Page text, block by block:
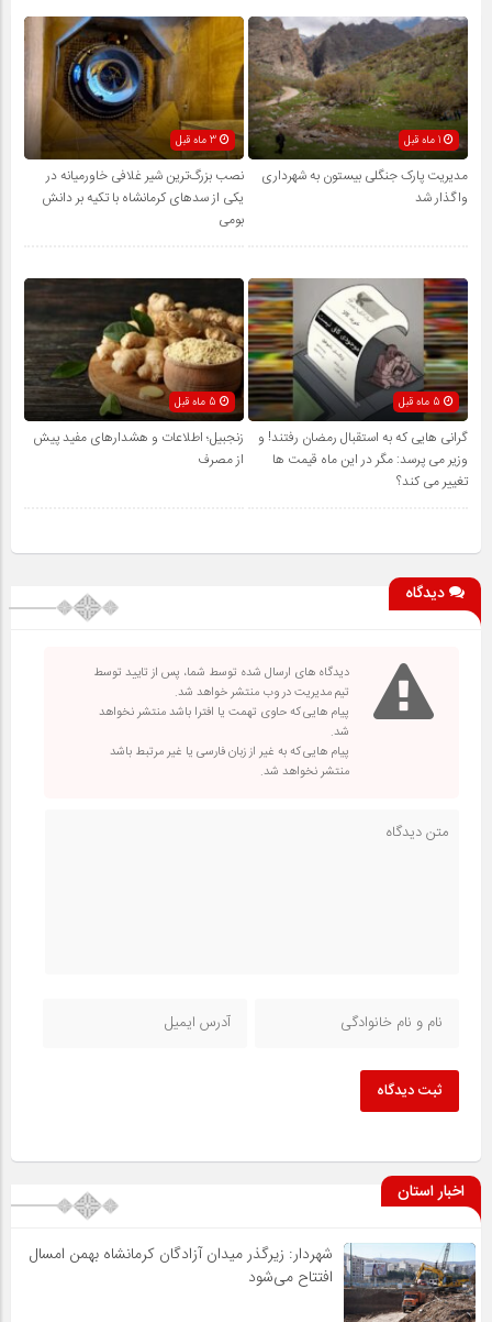
1 ماه قبل
مدیریت پارک جنگلی بیستون به شهرداری
واگذار شد
نصب بزرگ‌ترین شیر غلافی خاورمیانه در
یکی از سدهای کرمانشاه با تکیه بر دانش
بومی
گرانی هایی که به استقبال رمضان رفتند! و
وزیر می پرسد: مگر در این ماه قیمت ها
تغییر می کند؟
زنجبیل؛ اطلاعات و هشدارهای مفید پیش
از مصرف
دیدگاه
دیدگاه های ارسال شده توسط شما، پس از تایید توسط
تیم مدیریت در وب منتشر خواهد شد.
پیام هایی که حاوی تهمت یا افترا باشد منتشر نخواهد
شد.
پیام هایی که به غیر از زبان فارسی یا غیر مرتبط باشد
منتشر نخواهد شد.
ثبت دیدگاه
اخبار استان
شهردار: زیرگذر میدان آزادگان کرمانشاه بهمن امسال
افتتاح می‌شود